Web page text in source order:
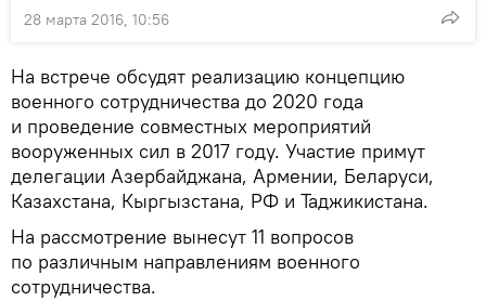
28 марта 2016, 10:56
На встрече обсудят реализацию концепцию
военного сотрудничества до 2020 года
и проведение совместных мероприятий
вооруженных сил в 2017 году. Участие примут
делегации Азербайджана, Армении, Беларуси,
Казахстана, Кыргызстана, РФ и Таджикистана.
На рассмотрение вынесут 11 вопросов
по различным направлениям военного
сотрудничества.